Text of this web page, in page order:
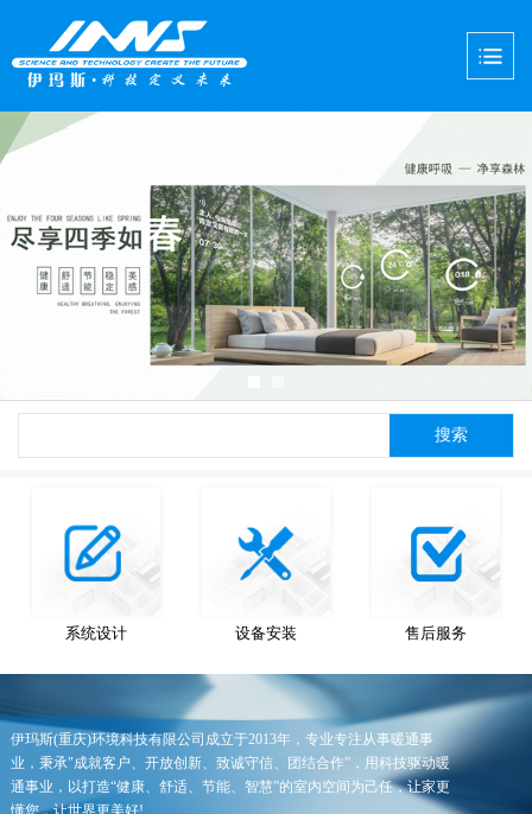
系统设计 设备安装 售后服务
伊玛斯(重庆)环境科技有限公司成立于2013年，专业专注从事暖通事
业，秉承"成就客户、开放创新、致诚守信、团结合作”，用科技驱动暖
通事业，以打造“健康、舒适、节能、智慧”的室内空间为己任，让家更
懂您，让世界更美好! ....